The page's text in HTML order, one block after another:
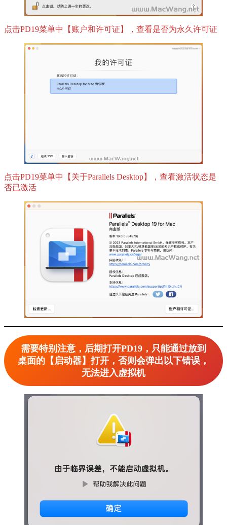
点击PD19菜单中【账户和许可证】，查看是否为永久许可证
点击PD19菜单中【关于Parallels Desktop】，查看激活状态是
否已激活
需要特别注意，后期打开PD19，只能通过放到
桌面的【启动器】打开，否则会弹出以下错误，
无法进入虚拟机